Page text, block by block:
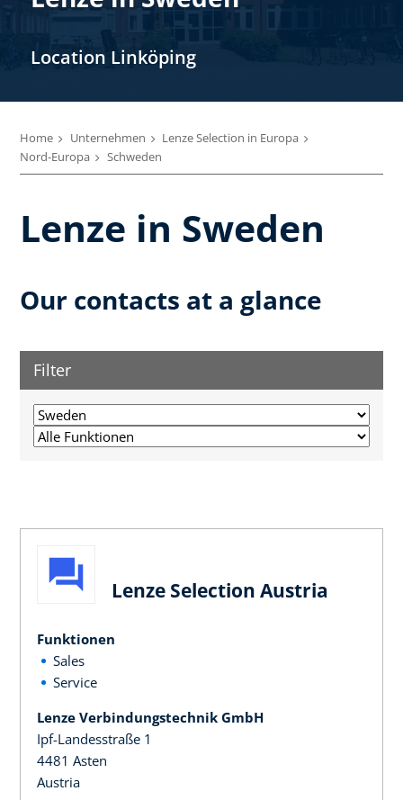
Location Linköping
Home Unternehmen
Lenze Selection in Europa
Nord-Europa
Schweden
Lenze in Sweden
Our contacts at a glance
Filter
Lenze Selection Austria
Funktionen
Sales
Service
Lenze Verbindungstechnik GmbH
Ipf-Landesstraße 1
4481 Asten
Austria